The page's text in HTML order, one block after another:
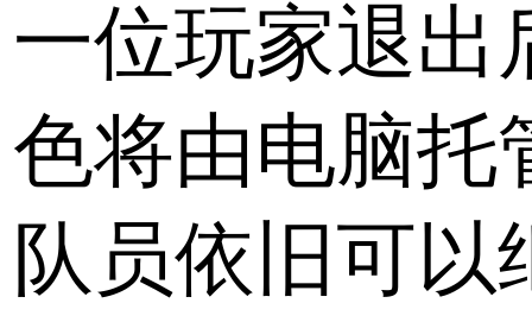
一位玩家退出
色将由电脑托
队员依旧可以